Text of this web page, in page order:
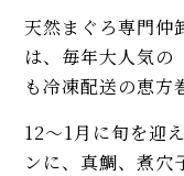
天然まぐろ専門仲
は、毎年大人気の
も冷凍配送の恵方
12～1月に旬を迎
ンに、真鯛、煮穴